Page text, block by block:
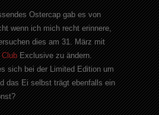
Ostercap gab es von
wenn ich mich recht erinnere,
dies am 31. März mit
Exclusive zu ändern.
sich bei der Limited Edition um
das Ei selbst trägt ebenfalls ein